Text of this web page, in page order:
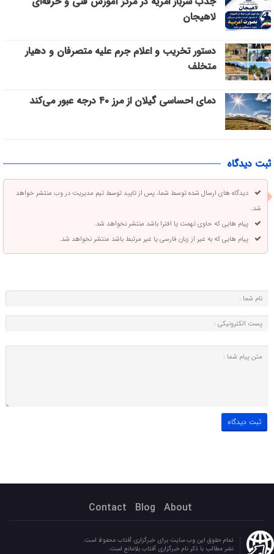
لاهیجان
دستور تخریب و اعلام جرم علیه متصرفان و دهیار
متخلف
دمای احساسی گیلان از مرز ۴۰ درجه عبور می‌کند
ثبت دیدگاه
دیدگاه های ارسال شده توسط شما، پس از تایید توسط تیم مدیریت در وب منتشر خواهد
شد.
پیام هایی که حاوی تهمت یا افترا باشد منتشر نخواهد شد.
پیام هایی که به غیر از زبان فارسی یا غیر مرتبط باشد منتشر نخواهد شد.
About
Blog
Contact
تمام حقوق این وب سایت برای خبرگزاری آفتاب محفوظ است.
نشر مطالب با ذکر نام خبرگزاری آفتاب بلامانع است.